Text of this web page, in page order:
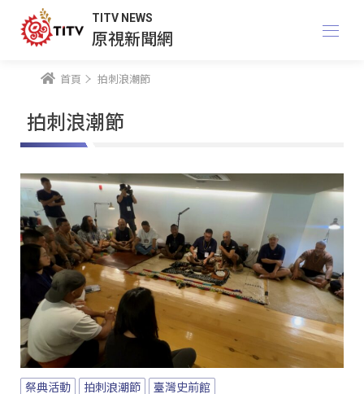
TITV NEWS
原視新聞網
首頁 拍刺浪潮節
拍刺浪潮節
祭典活動 拍刺浪潮節 臺灣史前館